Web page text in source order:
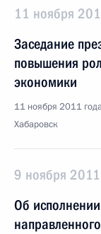
11 ноября
Заседание
повышения
экономики
11 ноября 2011
Хабаровск
9 ноября
Об